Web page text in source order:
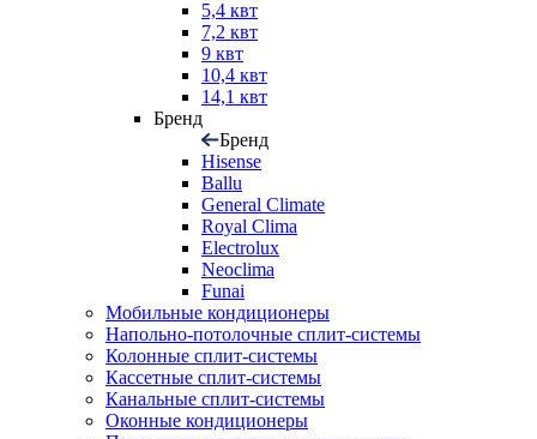
5,4 квт
7,2 квт
9 квт
10,4 квт
14,1 квт
Бренд
Бренд
Hisense
Ballu
General Climate
Royal Clima
Electrolux
Neoclima
Funai
Мобильные кондиционеры
Напольно-потолоч​ные ​сплит-системы
Колонные ​​сплит-системы
Кассетные сплит-системы
Канальные сплит-системы
Оконные кондиционеры